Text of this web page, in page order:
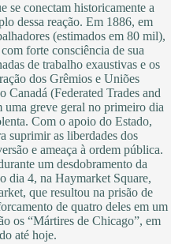
se conectam historicamente a
dessa reação. Em 1886, em
(estimados em 80 mil),
forte consciência de sua
de trabalho exaustivas e os
dos Grêmios e Uniões
Canadá (Federated Trades and
greve geral no primeiro dia
Com o apoio do Estado,
suprimir as liberdades dos
e ameaça à ordem pública.
um desdobramento da
dia 4, na Haymarket Square,
que resultou na prisão de
de quatro deles em um
os “Mártires de Chicago”, em
até hoje.